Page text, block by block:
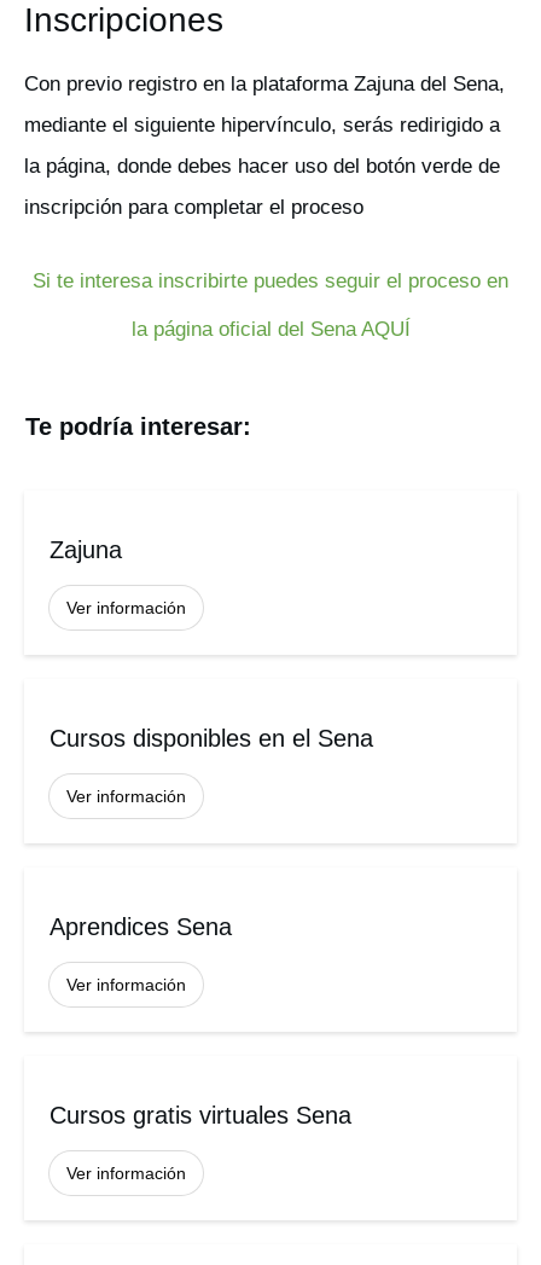
Inscripciones
Con previo registro en la plataforma Zajuna del Sena,
mediante el siguiente hipervínculo, serás redirigido a
la página, donde debes hacer uso del botón verde de
inscripción para completar el proceso
Si te interesa inscribirte puedes seguir el proceso en
la página oficial del Sena AQUÍ
Te podría interesar:
Zajuna
Ver información
Cursos disponibles en el Sena
Ver información
Aprendices Sena
Ver información
Cursos gratis virtuales Sena
Ver información